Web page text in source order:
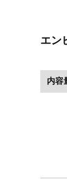
エン
内容